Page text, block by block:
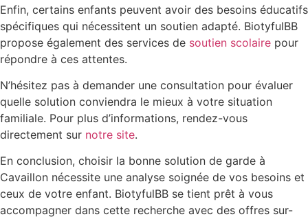
Enfin, certains enfants peuvent avoir des besoins éducatifs
spécifiques qui nécessitent un soutien adapté. BiotyfulBB
propose également des services de soutien scolaire pour
répondre à ces attentes.
N’hésitez pas à demander une consultation pour évaluer
quelle solution conviendra le mieux à votre situation
familiale. Pour plus d’informations, rendez-vous
directement sur notre site.
En conclusion, choisir la bonne solution de garde à
Cavaillon nécessite une analyse soignée de vos besoins et
ceux de votre enfant. BiotyfulBB se tient prêt à vous
accompagner dans cette recherche avec des offres sur-